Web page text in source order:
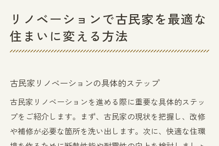
リノベーションで古民家を最適な
住まいに変える方法
古民家リノベーションの具体的ステップ
古民家リノベーションを進める際に重要な具体的ステッ
プをご紹介します。まず、古民家の現状を把握し、改修
や補修が必要な箇所を洗い出します。次に、快適な住環